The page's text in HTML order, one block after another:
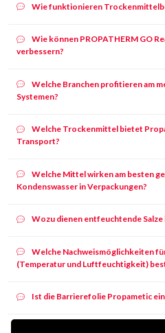
Wie funktionieren
Wie können PROPATHERM GO
verbessern?
Welche Branchen profitieren am
Systemen?
Welche Trockenmittel bietet
Transport?
Welche Mittel wirken am besten
Kondenswasser in Verpackungen?
Wozu dienen entfeuchtende Salze
Welche Nachweismöglichkeiten
(Temperatur und Luftfeuchtigkeit)
Ist die Barrierefolie Propametic